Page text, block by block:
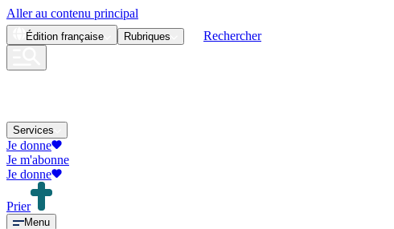
Aller au contenu principal
Édition française Rubriques Rechercher
Services
Je donne
Je m'abonne
Je donne
Prier
Menu